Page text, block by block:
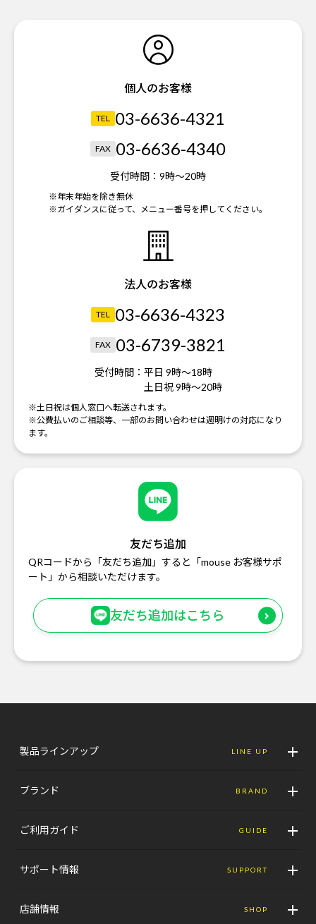
個人のお客様
TEL 03-6636-4321
FAX 03-6636-4340
受付時間： 9時～20時
※年末年始を除き無休
※ガイダンスに従って、メニュー番号を押してください。
法人のお客様
TEL 03-6636-4323
FAX 03-6739-3821
受付時間： 平日 9時～18時
土日祝 9時～20時
※土日祝は個人窓口へ転送されます。
※公費払いのご相談等、一部のお問い合わせは週明けの対応になり
ます。
友だち追加
QRコードから「友だち追加」すると「mouse お客様サポ
ート」から相談いただけます。
友だち追加はこちら
製品ラインアップ LINE UP
ブランド BRAND
ご利用ガイド GUIDE
サポート情報 SUPPORT
店舗情報 SHOP